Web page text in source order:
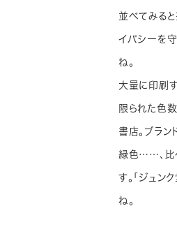
並べてみる
イバシーを
ね。
大量に印刷
限られた色
書店。ブラン
緑色……、比
す。「ジュン
ね。